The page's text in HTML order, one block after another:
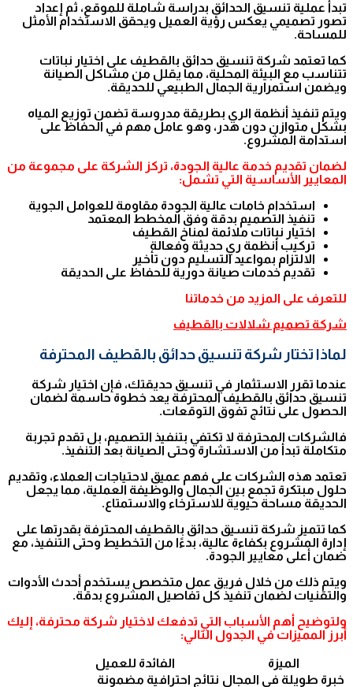
تبدأ عملية تنسيق الحدائق بدراسة شاملة للموقع، ثم إعداد
تصور تصميمي يعكس رؤية العميل ويحقق الاستخدام الأمثل
للمساحة.
كما تعتمد شركة تنسيق حدائق بالقطيف على اختيار نباتات
تتناسب مع البيئة المحلية، مما يقلل من مشاكل الصيانة
ويضمن استمرارية الجمال الطبيعي للحديقة.
ويتم تنفيذ أنظمة الري بطريقة مدروسة تضمن توزيع المياه
بشكل متوازن دون هدر، وهو عامل مهم في الحفاظ على
استدامة المشروع.
لضمان تقديم خدمة عالية الجودة، تركز الشركة على مجموعة من
المعايير الأساسية التي تشمل:
استخدام خامات عالية الجودة مقاومة للعوامل الجوية
تنفيذ التصميم بدقة وفق المخطط المعتمد
اختيار نباتات ملائمة لمناخ القطيف
تركيب أنظمة ري حديثة وفعالة
الالتزام بمواعيد التسليم دون تأخير
تقديم خدمات صيانة دورية للحفاظ على الحديقة
للتعرف على المزيد من خدماتنا
شركة تصميم شلالات بالقطيف
لماذا تختار شركة تنسيق حدائق بالقطيف المحترفة
عندما تقرر الاستثمار في تنسيق حديقتك، فإن اختيار شركة
تنسيق حدائق بالقطيف المحترفة يعد خطوة حاسمة لضمان
الحصول على نتائج تفوق التوقعات.
فالشركات المحترفة لا تكتفي بتنفيذ التصميم، بل تقدم تجربة
متكاملة تبدأ من الاستشارة وحتى الصيانة بعد التنفيذ.
تعتمد هذه الشركات على فهم عميق لاحتياجات العملاء، وتقديم
حلول مبتكرة تجمع بين الجمال والوظيفة العملية، مما يجعل
الحديقة مساحة حيوية للاسترخاء والاستمتاع.
كما تتميز شركة تنسيق حدائق بالقطيف المحترفة بقدرتها على
إدارة المشروع بكفاءة عالية، بدءًا من التخطيط وحتى التنفيذ، مع
ضمان أعلى معايير الجودة.
ويتم ذلك من خلال فريق عمل متخصص يستخدم أحدث الأدوات
والتقنيات لضمان تنفيذ كل تفاصيل المشروع بدقة.
ولتوضيح أهم الأسباب التي تدفعك لاختيار شركة محترفة، إليك
أبرز المميزات في الجدول التالي:
الميزة
الفائدة للعميل
خبرة طويلة في المجال نتائج احترافية مضمونة